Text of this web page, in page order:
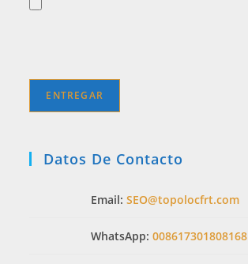
Datos De Contacto
Email:SEO@topolocfrt.com
WhatsApp:008617301808168